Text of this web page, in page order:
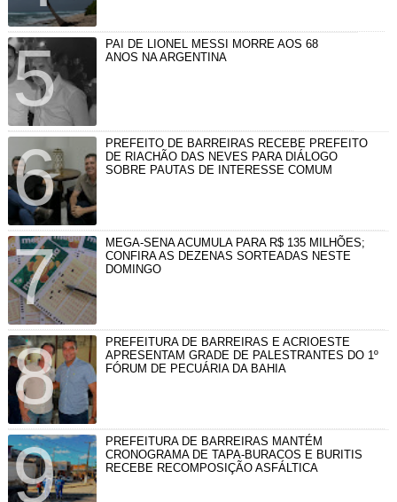
PAI DE LIONEL MESSI MORRE AOS 68
ANOS NA ARGENTINA
PREFEITO DE BARREIRAS RECEBE PREFEITO
DE RIACHÃO DAS NEVES PARA DIÁLOGO
SOBRE PAUTAS DE INTERESSE COMUM
MEGA-SENA ACUMULA PARA R$ 135 MILHÕES;
CONFIRA AS DEZENAS SORTEADAS NESTE
DOMINGO
PREFEITURA DE BARREIRAS E ACRIOESTE
APRESENTAM GRADE DE PALESTRANTES DO 1º
FÓRUM DE PECUÁRIA DA BAHIA
PREFEITURA DE BARREIRAS MANTÉM
CRONOGRAMA DE TAPA-BURACOS E BURITIS
RECEBE RECOMPOSIÇÃO ASFÁLTICA